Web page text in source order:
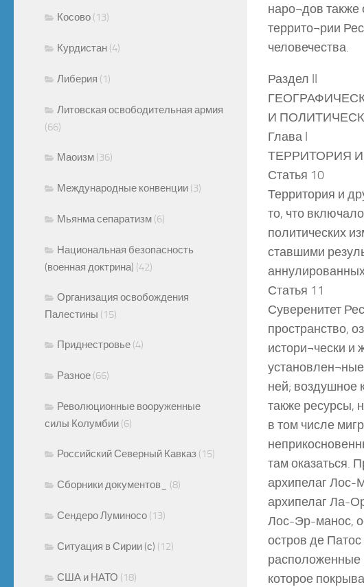
наро¬дов
террито¬рии
человечества.
Раздел II
И
Глава I
ТЕРРИТОРИЯ
Статья 10
Территория и
то, что
политических
ставшими
Статья 11
Суверенитет
пространство,
истори¬чески
ней; воздушное
также ресурсы,
в том числе
там оказаться.
архипелаг Лос-
архипелаг Ла-
Лос-Эр-манос,
остров де
расположенные
которое
Косово (13)
Курдистан (4)
Либерия (1)
Литовская освободительная армия
(66)
Маоизм (36)
Международные конвенции (3)
Мьянма сепаратизм (6)
Национальная безопасность
(военная доктрина) (42)
Организация освобождения
Палестины (15)
Приднестровье (4)
Разное (66)
Революционные вооруженные
силы Колумбии (6)
Российский Северный Кавказ (15)
Сборники документов_ (8)
Сендеро Луминосо (13)
Ситуация в Сирии (с) (12)
США и НАТО (18)